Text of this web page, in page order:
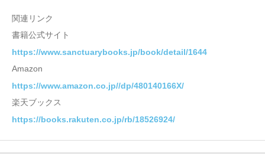
関連リンク
書籍公式サイト
https://www.sanctuarybooks.jp/book/detail/1644
Amazon
https://www.amazon.co.jp//dp/480140166X/
楽天ブックス
https://books.rakuten.co.jp/rb/18526924/